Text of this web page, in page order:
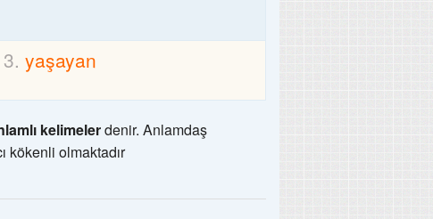
yaşayan
kelimelerdenir. Anlamdaş
kökenli olmaktadır